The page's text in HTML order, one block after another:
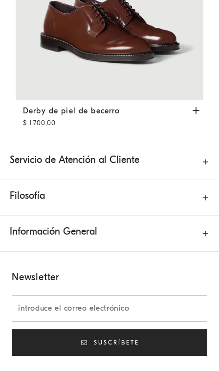
Derby de piel de becerro Caoba
Derby de piel de becerro
$ 1.700,00
Servicio de Atención al Cliente
Filosofía
Información General
Newsletter
SUSCRÍBETE